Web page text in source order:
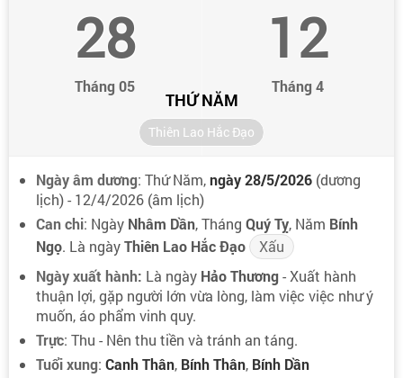
28
Tháng 05
12
Tháng 4
THỨ NĂM
Thiên Lao Hắc Đạo
Ngày âm dương: Thứ Năm,ngày 28/5/2026 (dương
lịch) - 12/4/2026 (âm lịch)
Can chi: Ngày Nhâm Dần, Tháng Quý Tỵ, Năm Bính
Ngọ. Là ngàyThiên Lao Hắc Đạo
Xấu
Ngày xuất hành: Là ngày Hảo Thương- Xuất hành
thuận lợi, gặp người lớn vừa lòng, làm việc việc như ý
muốn, áo phẩm vinh quy.
Trực: Thu - Nên thu tiền và tránh an táng.
Tuổi xung: Canh Thân, Bính Thân, Bính Dần